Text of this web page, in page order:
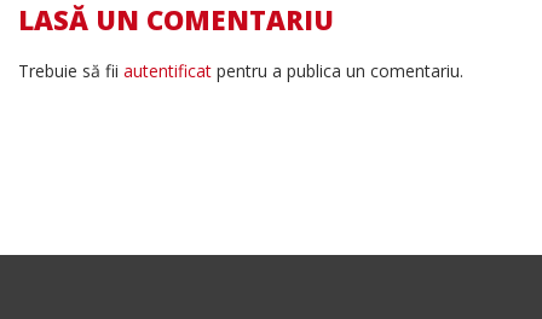
LASĂ UN COMENTARIU
Trebuie să fii autentificat pentru a publica un comentariu.